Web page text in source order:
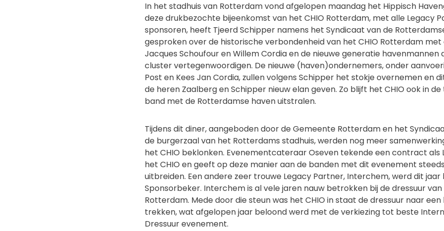
In het stadhuis van Rotterdam vond afgelopen maandag het Hippisch
deze drukbezochte bijeenkomst van het CHIO Rotterdam, met alle Legacy
sponsoren, heeft Tjeerd Schipper namens het Syndicaat van de
gesproken over de historische verbondenheid van het CHIO Rotterdam
Jacques Schoufour en Willem Cordia en de nieuwe generatie havenmannen
cluster vertegenwoordigen. De nieuwe (haven)ondernemers, onder
Post en Kees Jan Cordia, zullen volgens Schipper het stokje overnemen en
de heren Zaalberg en Schipper nieuw elan geven. Zo blijft het CHIO ook in
band met de Rotterdamse haven uitstralen.
Tijdens dit diner, aangeboden door de Gemeente Rotterdam en het
de burgerzaal van het Rotterdams stadhuis, werden nog meer
het CHIO beklonken. Evenementcateraar Oseven tekende een contract als
het CHIO en geeft op deze manier aan de banden met dit evenement
uitbreiden. Een andere zeer trouwe Legacy Partner, Interchem, werd dit
Sponsorbeker. Interchem is al vele jaren nauw betrokken bij de dressuur van
Rotterdam. Mede door die steun was het CHIO in staat de dressuur naar
trekken, wat afgelopen jaar beloond werd met de verkiezing tot beste
Dressuur evenement.